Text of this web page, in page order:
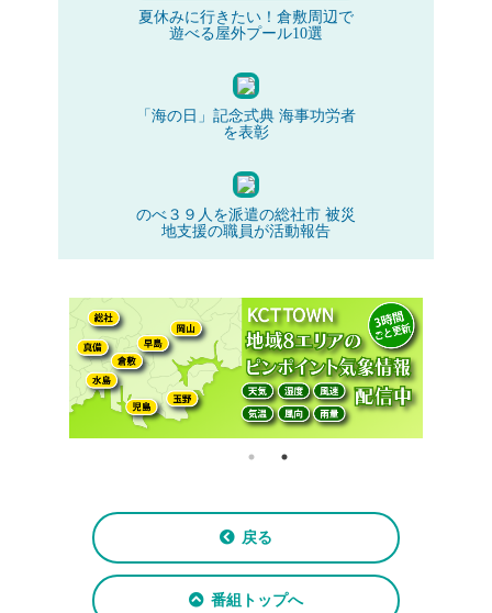
夏休みに行きたい！倉敷周辺で
遊べる屋外プール10選
「海の日」記念式典 海事功労者
を表彰
のべ３９人を派遣の総社市 被災
地支援の職員が活動報告
戻る
番組トップへ